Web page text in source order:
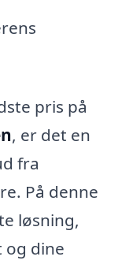
pris på
, er det en
fra
På denne
løsning,
og dine